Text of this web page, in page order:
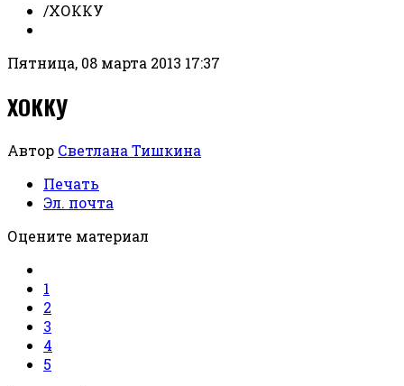
/ХОККУ
Пятница, 08 марта 2013 17:37
ХОККУ
Автор Светлана Тишкина
Печать
Эл. почта
Оцените материал
1
2
3
4
5